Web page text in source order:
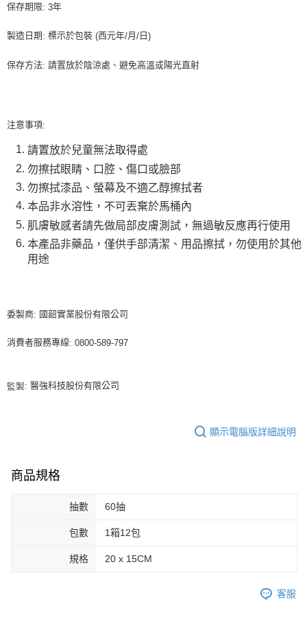
保存期限: 3年
製造日期: 標示於包裝 (西元年/月/日)
保存方法: 請置放於陰涼處、避免高溫或陽光直射
注意事項:
請置放於兒童無法取得處
勿擦拭眼睛、口腔、傷口或臉部
勿擦拭漆品、螢幕及不適乙醇擦拭者
本品非水溶性，不可丟棄於馬桶內
肌膚敏感者請先做局部皮膚測試，無過敏反應再行使用
本產品非藥品，僅供手部清潔、用品擦拭，勿使用於其他
用途
委製商: 國韶實業股份有限公司
消費者服務專線: 0800-589-797
監製: 醫強科技股份有限公司
顯示電腦版詳細說明
商品規格
抽數 60抽
包數 1箱12包
規格 20 x 15CM
客服